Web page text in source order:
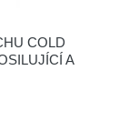
COLD
A